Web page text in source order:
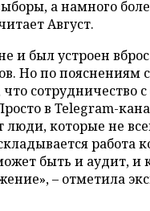
а намного
Август.
и был устроен
Но по пояснениям
сотрудничество
в Telegram-
люди, которые не
работа
быть и аудит, и
– отметила